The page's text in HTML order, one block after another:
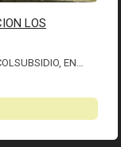
LOS
EN…